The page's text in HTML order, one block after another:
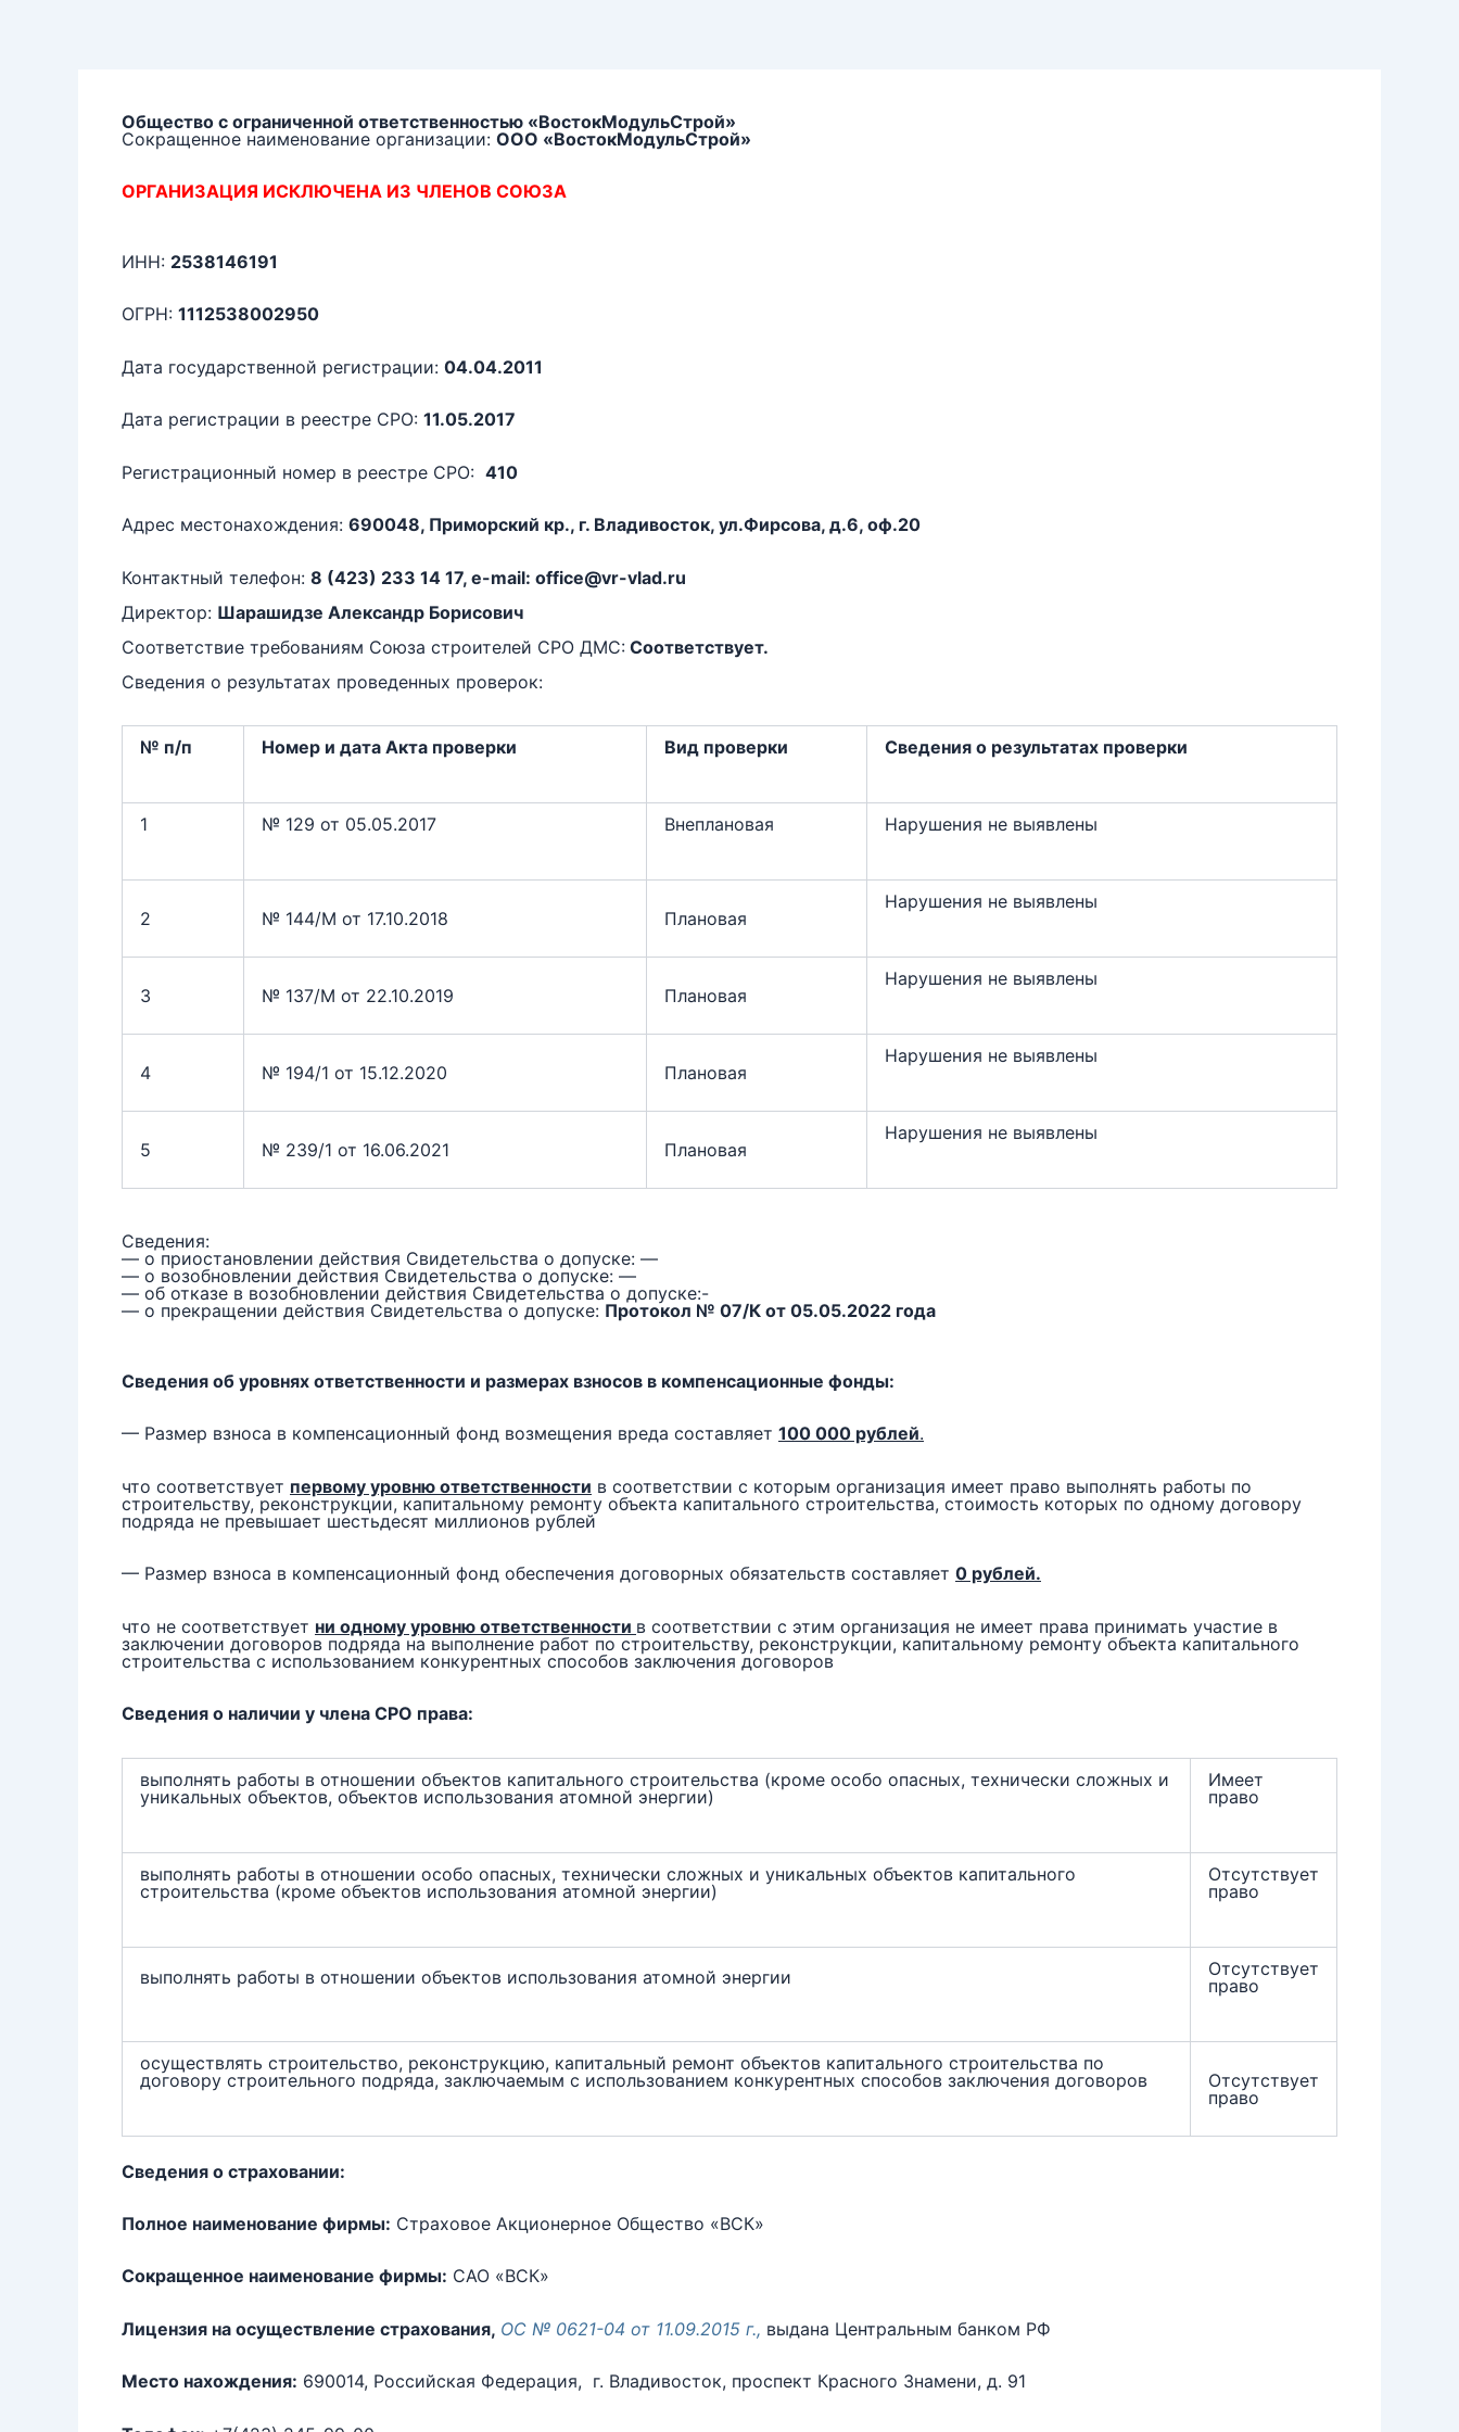
Общество с ограниченной ответственностью «ВостокМодульСтрой»
Сокращенное наименование организации: ООО «ВостокМодульСтрой»
ОРГАНИЗАЦИЯ ИСКЛЮЧЕНА ИЗ ЧЛЕНОВ СОЮЗА
ИНН: 2538146191
ОГРН: 1112538002950
Дата государственной регистрации: 04.04.2011
Дата регистрации в реестре СРО: 11.05.2017
Регистрационный номер в реестре СРО: 410
Адрес местонахождения: 690048, Приморский кр., г. Владивосток, ул.Фирсова, д.6, оф.20
Контактный телефон: 8 (423) 233 14 17, e-mail: office@vr-vlad.ru
Директор: Шарашидзе Александр Борисович
Соответствие требованиям Союза строителей СРО ДМС: Соответствует.
Сведения о результатах проведенных проверок:
№ п/п Номер и дата Акта проверки Вид проверки Сведения о результатах проверки
1 № 129 от 05.05.2017 Внеплановая Нарушения не выявлены
2 № 144/М от 17.10.2018 Плановая
Нарушения не выявлены
3 № 137/М от 22.10.2019 Плановая
Нарушения не выявлены
4 № 194/1 от 15.12.2020 Плановая
Нарушения не выявлены
5 № 239/1 от 16.06.2021 Плановая
Нарушения не выявлены
Сведения:
— о приостановлении действия Свидетельства о допуске: —
— о возобновлении действия Свидетельства о допуске: —
— об отказе в возобновлении действия Свидетельства о допуске:-
— о прекращении действия Свидетельства о допуске: Протокол № 07/К от 05.05.2022 года
Сведения об уровнях ответственности и размерах взносов в компенсационные фонды:
— Размер взноса в компенсационный фонд возмещения вреда составляет 100 000 рублей.
что соответствует первому уровню ответственности в соответствии с которым организация имеет право выполнять работы по
строительству, реконструкции, капитальному ремонту объекта капитального строительства, стоимость которых по одному договору
подряда не превышает шестьдесят миллионов рублей
— Размер взноса в компенсационный фонд обеспечения договорных обязательств составляет 0 рублей.
что не соответствует ни одному уровню ответственности в соответствии с этим организация не имеет права принимать участие в
заключении договоров подряда на выполнение работ по строительству, реконструкции, капитальному ремонту объекта капитального
строительства с использованием конкурентных способов заключения договоров
Сведения о наличии у члена СРО права:
выполнять работы в отношении объектов капитального строительства (кроме особо опасных, технически сложных и
уникальных объектов, объектов использования атомной энергии)
Имеет
право
выполнять работы в отношении особо опасных, технически сложных и уникальных объектов капитального
строительства (кроме объектов использования атомной энергии)
Отсутствует
право
выполнять работы в отношении объектов использования атомной энергии
Отсутствует
право
осуществлять строительство, реконструкцию, капитальный ремонт объектов капитального строительства по
договору строительного подряда, заключаемым с использованием конкурентных способов заключения договоров
Отсутствует
право
Сведения о страховании:
Полное наименование фирмы: Страховое Акционерное Общество «ВСК»
Сокращенное наименование фирмы: САО «ВСК»
Лицензия на осуществление страхования, ОС № 0621-04 от 11.09.2015 г., выдана Центральным банком РФ
Место нахождения: 690014, Российская Федерация, г. Владивосток, проспект Красного Знамени, д. 91